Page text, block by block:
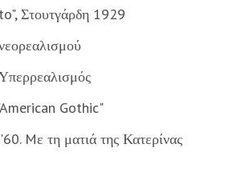
Στουτγάρδη 1929
Gothic"
Mε τη ματιά της Κατερίνας